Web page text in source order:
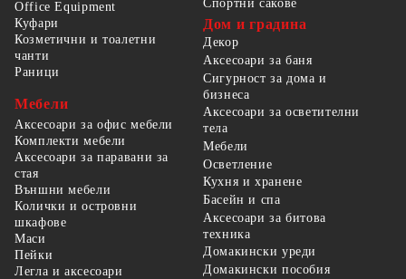
Office Equipment
Спортни сакове
Куфари
Козметични и тоалетни
чанти
Раници
Мебели
Аксесоари за офис мебели
Комплекти мебели
Аксесоари за паравани за
стая
Външни мебели
Колички и островни
шкафове
Маси
Пейки
Легла и аксесоари
Дом и градина
Декор
Аксесоари за баня
Сигурност за дома и
бизнеса
Аксесоари за осветителни
тела
Мебели
Осветление
Кухня и хранене
Басейн и спа
Аксесоари за битова
техника
Домакински уреди
Домакински пособия